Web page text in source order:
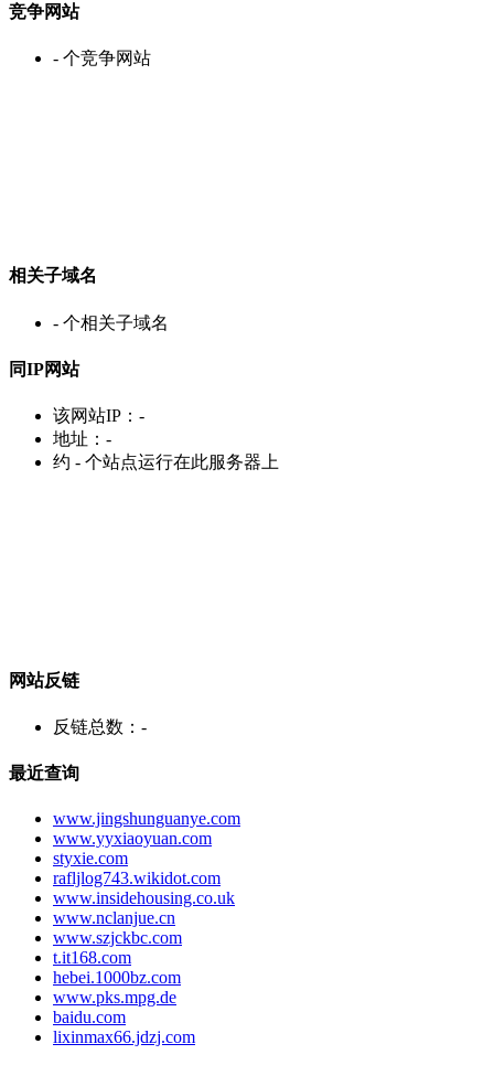
竞争网站
- 个竞争网站
相关子域名
- 个相关子域名
同IP网站
该网站IP： -
地址： -
约 - 个站点运行在此服务器上
网站反链
反链总数： -
最近查询
www.jingshunguanye.com
www.yyxiaoyuan.com
styxie.com
rafljlog743.wikidot.com
www.insidehousing.co.uk
www.nclanjue.cn
www.szjckbc.com
t.it168.com
hebei.1000bz.com
www.pks.mpg.de
baidu.com
lixinmax66.jdzj.com